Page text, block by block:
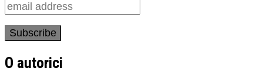
O autorici